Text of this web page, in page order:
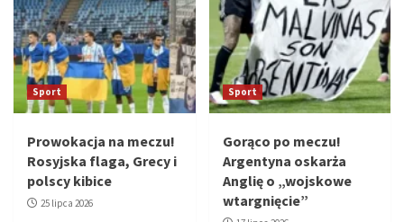
Sport
Prowokacja na meczu!
Rosyjska flaga, Grecy i
polscy kibice
25 lipca 2026
Sport
Gorąco po meczu!
Argentyna oskarża
Anglię o „wojskowe
wtargnięcie”